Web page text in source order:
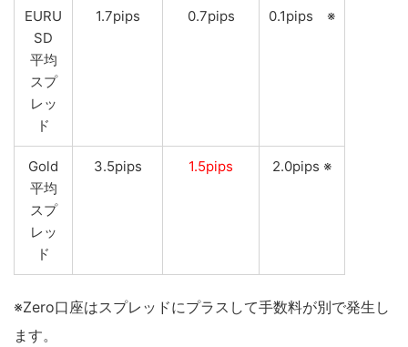
EURU
SD
平均
スプ
レッ
ド
1.7pips 0.7pips 0.1pips ※
Gold
平均
スプ
レッ
ド
3.5pips 1.5pips 2.0pips ※
※Zero口座はスプレッドにプラスして手数料が別で発生し
ます。